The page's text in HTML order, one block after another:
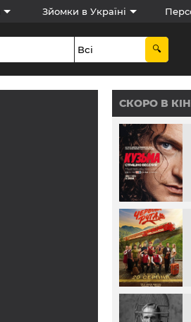
Зйомки в Україні
СКОРО В